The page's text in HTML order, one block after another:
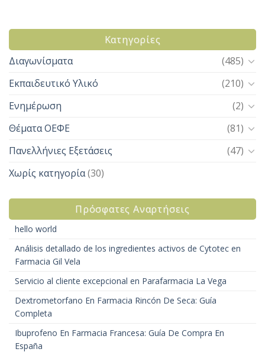
Kατηγορίες
Διαγωνίσματα
(485)
Εκπαιδευτικό Υλικό
(210)
Ενημέρωση
(2)
Θέματα ΟΕΦΕ
(81)
Πανελλήνιες Εξετάσεις
(47)
Χωρίς κατηγορία(30)
Πρόσφατες Αναρτήσεις
hello world
Análisis detallado de los ingredientes activos de Cytotec en
Farmacia Gil Vela
Servicio al cliente excepcional en Parafarmacia La Vega
Dextrometorfano En Farmacia Rincón De Seca: Guía
Completa
Ibuprofeno En Farmacia Francesa: Guía De Compra En
España